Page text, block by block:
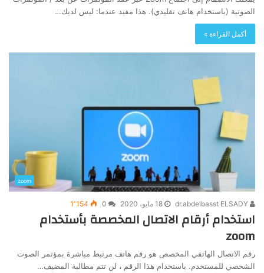
الصوتية (باستخدام هاتف تقليدي). هذا مفيد عندما: ليس لديك…
أكمل القراءة »
zoom
18 مايو، 2020 0 1٬154
استخدام أرقام الاتصال المخصصة بأستخدام
zoom
رقم الاتصال الهاتفي المخصص هو رقم هاتف مرتبط مباشرة بمؤتمر الصوت
الشخصي للمستخدم. باستخدام هذا الرقم ، لن تتم مطالبة المضيف…